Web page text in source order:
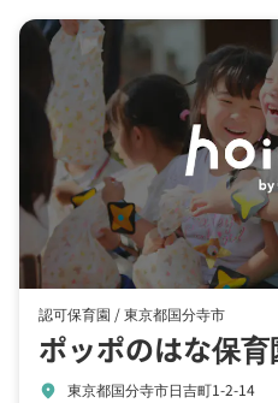
認可保育園 /東京都国分寺市
ポッポのはな保育
location_on 東京都国分寺市日吉町1-2-14